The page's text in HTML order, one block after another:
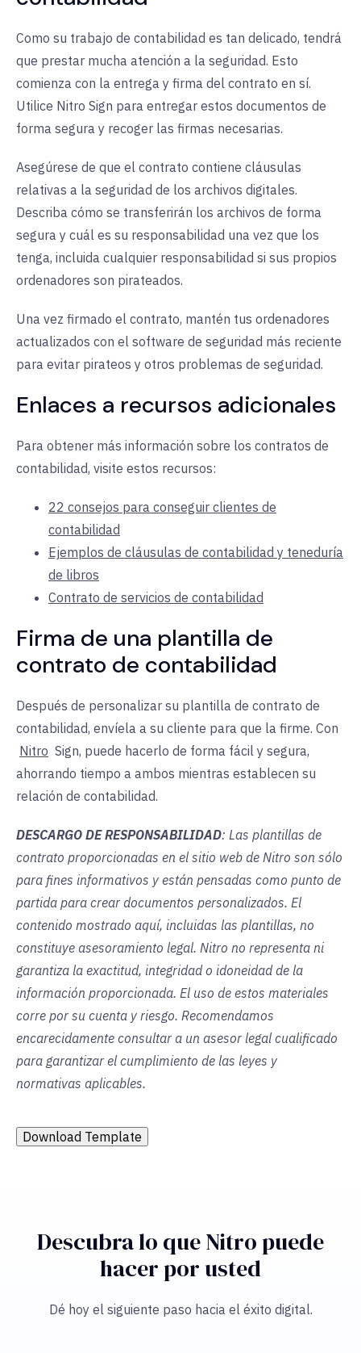
Como su trabajo de contabilidad es tan delicado, tendrá
que prestar mucha atención a la seguridad. Esto
comienza con la entrega y firma del contrato en sí.
Utilice Nitro Sign para entregar estos documentos de
forma segura y recoger las firmas necesarias.
Asegúrese de que el contrato contiene cláusulas
relativas a la seguridad de los archivos digitales.
Describa cómo se transferirán los archivos de forma
segura y cuál es su responsabilidad una vez que los
tenga, incluida cualquier responsabilidad si sus propios
ordenadores son pirateados.
Una vez firmado el contrato, mantén tus ordenadores
actualizados con el software de seguridad más reciente
para evitar pirateos y otros problemas de seguridad.
Enlaces a recursos adicionales
Para obtener más información sobre los contratos de
contabilidad, visite estos recursos:
22 consejos para conseguir clientes de
contabilidad
Ejemplos de cláusulas de contabilidad y teneduría
de libros
Contrato de servicios de contabilidad
Firma de una plantilla de
contrato de contabilidad
Después de personalizar su plantilla de contrato de
contabilidad, envíela a su cliente para que la firme. Con
Nitro Sign, puede hacerlo de forma fácil y segura,
ahorrando tiempo a ambos mientras establecen su
relación de contabilidad.
DESCARGO DE RESPONSABILIDAD: Las plantillas de
contrato proporcionadas en el sitio web de Nitro son sólo
para fines informativos y están pensadas como punto de
partida para crear documentos personalizados. El
contenido mostrado aquí, incluidas las plantillas, no
constituye asesoramiento legal. Nitro no representa ni
garantiza la exactitud, integridad o idoneidad de la
información proporcionada. El uso de estos materiales
corre por su cuenta y riesgo. Recomendamos
encarecidamente consultar a un asesor legal cualificado
para garantizar el cumplimiento de las leyes y
normativas aplicables.
Download Template
Descubra lo que Nitro puede
hacer por usted
Dé hoy el siguiente paso hacia el éxito digital.